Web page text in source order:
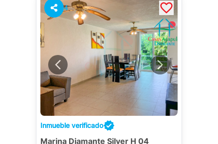
4
Inmueble verificado
Marina Diamante Silver H 04